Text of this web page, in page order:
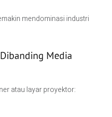
mendominasi industri
Media
atau layar proyektor: